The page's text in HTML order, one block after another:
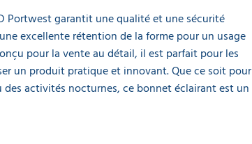
Portwest garantit une qualité et une sécurité
excellente rétention de la forme pour un usage
pour la vente au détail, il est parfait pour les
un produit pratique et innovant. Que ce soit pour
des activités nocturnes, ce bonnet éclairant est un